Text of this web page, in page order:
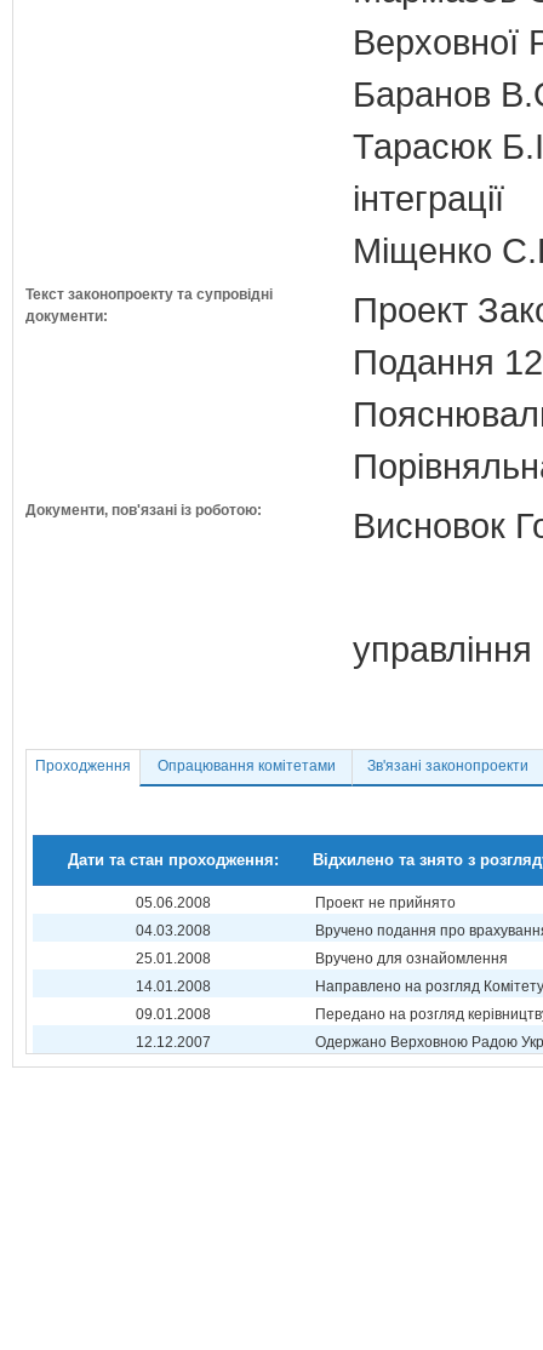
Верховної
Баранов
Тарасюк
інтеграції
Міщенко
Текст законопроекту та супровідні
документи:
Проект
Подання
Документи, пов'язані із роботою: Висновок
Проходження Опрацювання комітетами Зв'язані законопроекти
Дати та стан проходження: Відхилено та знято з
05.06.2008
Проект не прийнято
04.03.2008
Вручено подання про
25.01.2008
Вручено для ознайомлення
14.01.2008
Направлено на розгляд Комітету
09.01.2008
Передано на розгляд
12.12.2007
Одержано Верховною Радою